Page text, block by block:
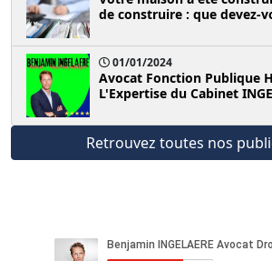
de construire : que devez-
01/01/2024
Avocat Fonction Publique
L'Expertise du Cabinet
Retrouvez toutes nos